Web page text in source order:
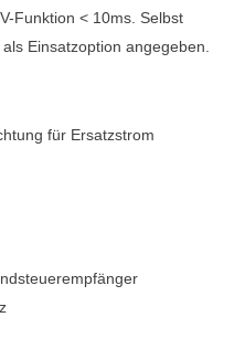
Funktion < 10ms. Selbst
Einsatzoption angegeben.
für Ersatzstrom